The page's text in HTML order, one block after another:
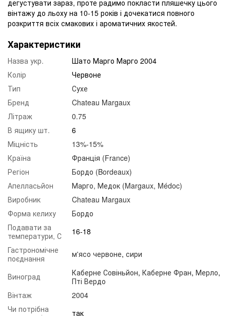
дегустувати зараз, проте радимо покласти пляшечку цього
вінтажу до льоху на 10-15 років і дочекатися повного
розкриття всіх смакових і ароматичних якостей.
Характеристики
Назва укр.
Шато Марго Марго 2004
Колір
Червоне
Тип
Сухе
Бренд
Chateau Margaux
Літраж
0.75
В ящику шт.
6
Міцність
13%-15%
Країна
Франція (France)
Регіон
Бордо (Bordeaux)
Апелласьйон
Марго, Медок (Margaux, Médoc)
Виробник
Chateau Margaux
Форма келиху
Бордо
Подавати за
температури, С
16-18
Гастрономічне
поєднання
м'ясо червоне, сири
Виноград Каберне Совіньйон, Каберне Фран, Мерло,
Пті Вердо
Вінтаж
2004
Чи потрібна
так